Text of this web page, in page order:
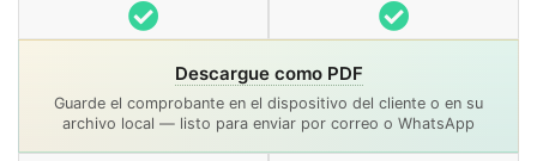
Incluido Incluido
Descargue como PDF
Guarde el comprobante en el dispositivo del cliente o en su
archivo local — listo para enviar por correo o WhatsApp